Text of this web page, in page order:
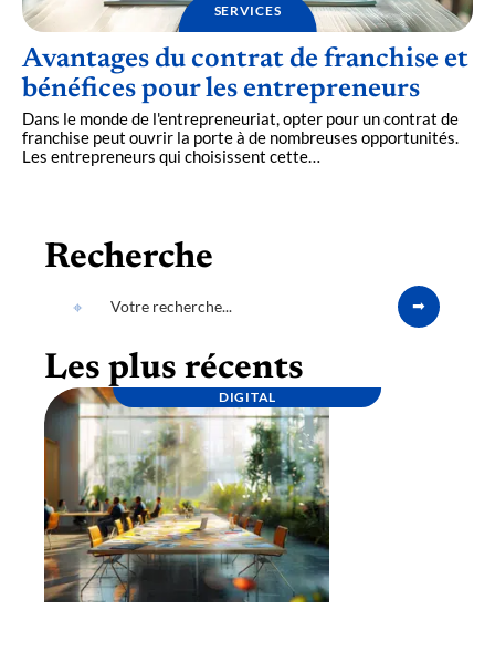
SERVICES
Avantages du contrat de franchise et
bénéfices pour les entrepreneurs
Dans le monde de l'entrepreneuriat, opter pour un contrat de
franchise peut ouvrir la porte à de nombreuses opportunités.
Les entrepreneurs qui choisissent cette
Recherche
Les plus récents
DIGITAL